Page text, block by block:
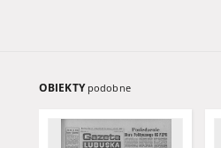
OBIEKTY podobne